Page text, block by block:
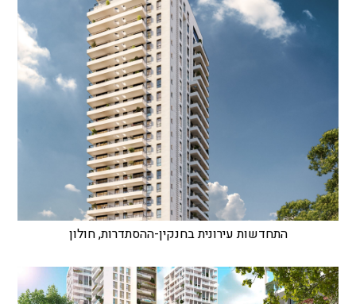
התחדשות עירונית בחנקין-ההסתדרות, חולון